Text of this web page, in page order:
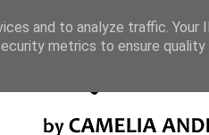
and to analyze traffic. Your
metrics to ensure